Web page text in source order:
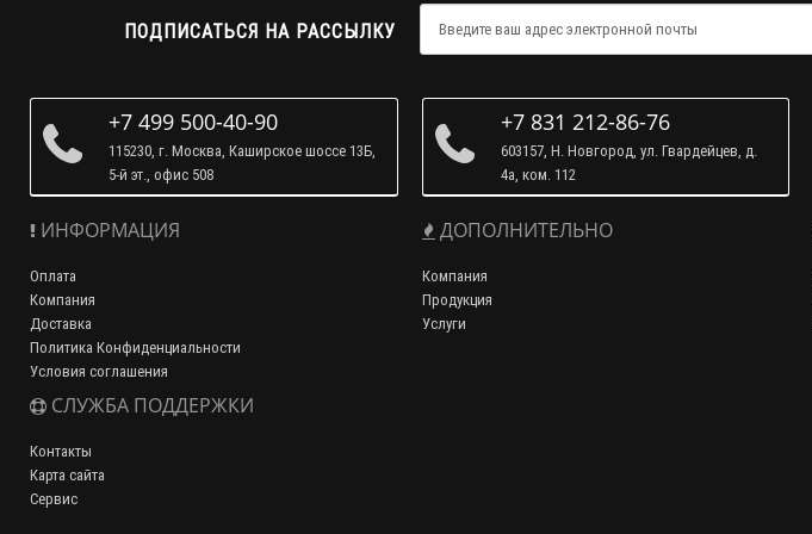
ПОДПИСАТЬСЯ НА РАССЫЛКУ
+7 499 500-40-90
115230, г. Москва, Каширское шоссе 13Б,
5-й эт., офис 508
+7 831 212-86-76
603157, Н. Новгород, ул. Гвардейцев, д.
4а, ком. 112
ИНФОРМАЦИЯ
Оплата
Компания
Доставка
Политика Конфиденциальности
Условия соглашения
СЛУЖБА ПОДДЕРЖКИ
Контакты
Карта сайта
Сервис
ДОПОЛНИТЕЛЬНО
Компания
Продукция
Услуги